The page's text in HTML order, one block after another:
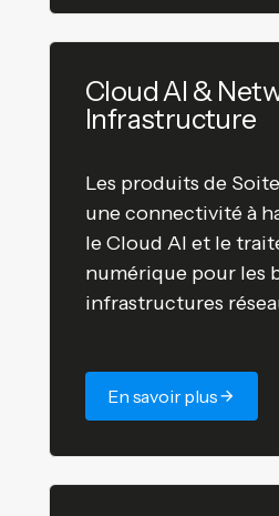
Cloud AI &
Infrastructure
Les produits de
une connectivité à
le Cloud AI et le
numérique pour les
infrastructures
En savoir plus